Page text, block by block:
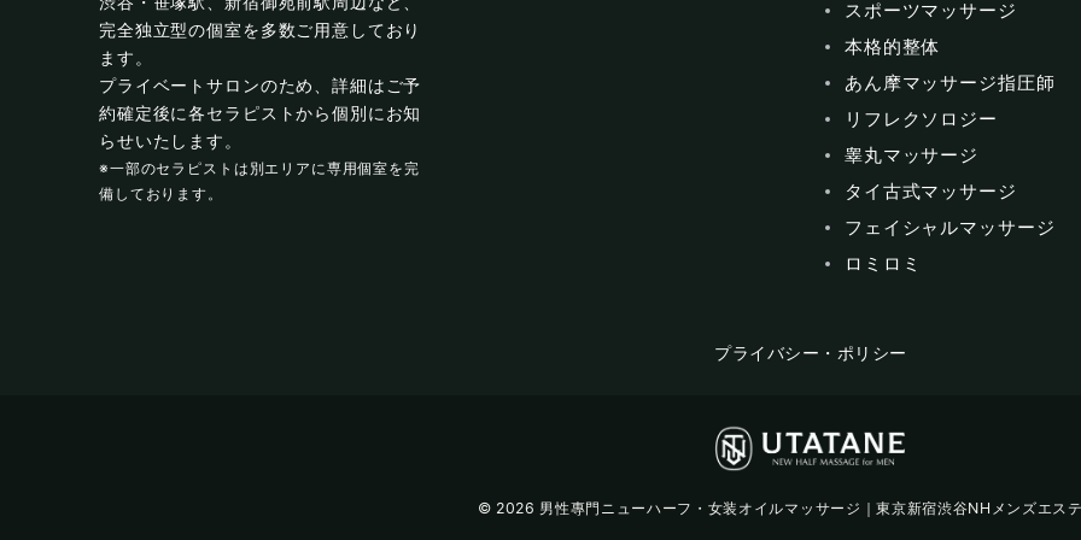
完全独立型の個室を多数ご用意しており
ます。
プライベートサロンのため、詳細はご予
約確定後に各セラピストから個別にお知
らせいたします。
※一部のセラピストは別エリアに専用個室を完
備しております。
スポーツマッサージ
本格的整体
あん摩マッサージ指圧師
リフレクソロジー
睾丸マッサージ
タイ古式マッサージ
フェイシャルマッサージ
ロミロミ
プライバシー・ポリシー
© 2026 男性專門ニューハーフ・女装オイルマッサージ｜東京新宿渋谷NHメンズエス